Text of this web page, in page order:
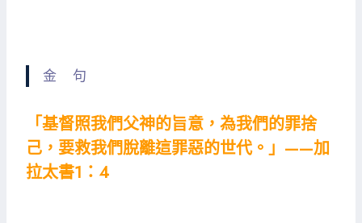
金 句
「基督照我們父神的旨意，為我們的罪捨
己，要救我們脫離這罪惡的世代。」——加
拉太書1：4